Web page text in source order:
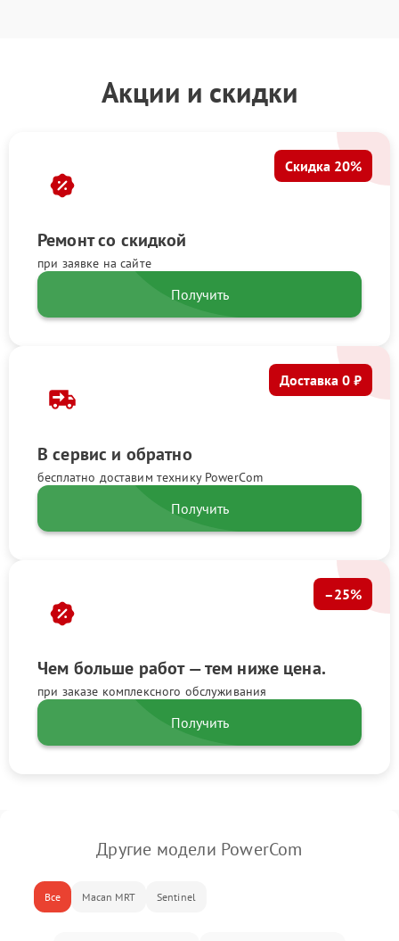
Акции и скидки
Ремонт со скидкой
при заявке на сайте
Скидка 20%
Получить
В сервис и обратно
бесплатно доставим технику PowerCom
Доставка 0 ₽
Получить
Чем больше работ — тем ниже цена.
при заказе комплексного обслуживания
–25%
Получить
Другие модели PowerCom
Все Macan MRT Sentinel